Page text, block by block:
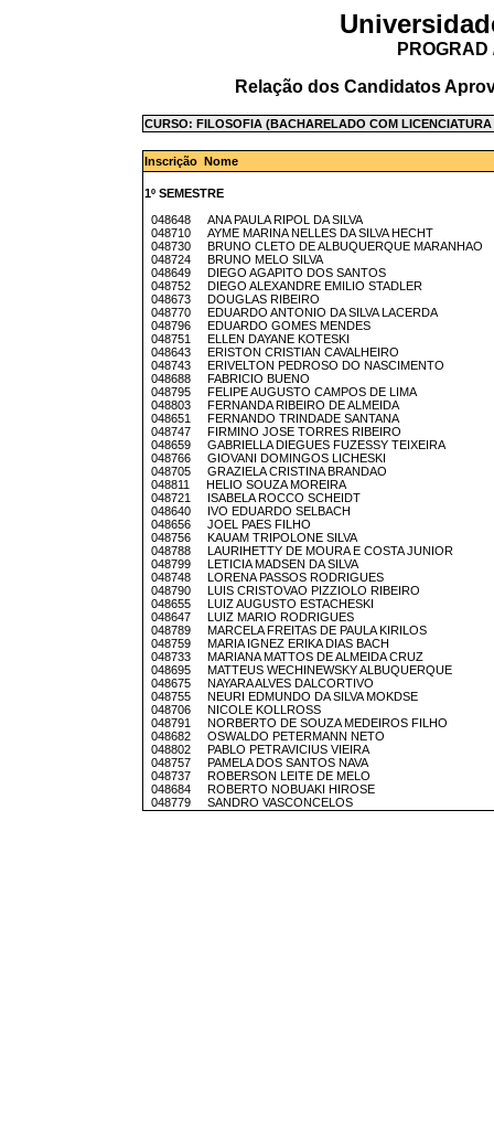
Relação dos Candidatos
CURSO: FILOSOFIA (BACHARELADO COM
Inscrição Nome
1º SEMESTRE
048648 ANA PAULA RIPOL DA SILVA
048710 AYME MARINA NELLES DA SILVA HECHT
048730 BRUNO CLETO DE ALBUQUERQUE MARANHAO
048724 BRUNO MELO SILVA
048649 DIEGO AGAPITO DOS SANTOS
048752 DIEGO ALEXANDRE EMILIO STADLER
048673 DOUGLAS RIBEIRO
048770 EDUARDO ANTONIO DA SILVA LACERDA
048796 EDUARDO GOMES MENDES
048751 ELLEN DAYANE KOTESKI
048643 ERISTON CRISTIAN CAVALHEIRO
048743 ERIVELTON PEDROSO DO NASCIMENTO
048688 FABRICIO BUENO
048795 FELIPE AUGUSTO CAMPOS DE LIMA
048803 FERNANDA RIBEIRO DE ALMEIDA
048651 FERNANDO TRINDADE SANTANA
048747 FIRMINO JOSE TORRES RIBEIRO
048659 GABRIELLA DIEGUES FUZESSY TEIXEIRA
048766 GIOVANI DOMINGOS LICHESKI
048705 GRAZIELA CRISTINA BRANDAO
048811 HELIO SOUZA MOREIRA
048721 ISABELA ROCCO SCHEIDT
048640 IVO EDUARDO SELBACH
048656 JOEL PAES FILHO
048756 KAUAM TRIPOLONE SILVA
048788 LAURIHETTY DE MOURA E COSTA JUNIOR
048799 LETICIA MADSEN DA SILVA
048748 LORENA PASSOS RODRIGUES
048790 LUIS CRISTOVAO PIZZIOLO RIBEIRO
048655 LUIZ AUGUSTO ESTACHESKI
048647 LUIZ MARIO RODRIGUES
048789 MARCELA FREITAS DE PAULA KIRILOS
048759 MARIA IGNEZ ERIKA DIAS BACH
048733 MARIANA MATTOS DE ALMEIDA CRUZ
048695 MATTEUS WECHINEWSKY ALBUQUERQUE
048675 NAYARA ALVES DALCORTIVO
048755 NEURI EDMUNDO DA SILVA MOKDSE
048706 NICOLE KOLLROSS
048791 NORBERTO DE SOUZA MEDEIROS FILHO
048682 OSWALDO PETERMANN NETO
048802 PABLO PETRAVICIUS VIEIRA
048757 PAMELA DOS SANTOS NAVA
048737 ROBERSON LEITE DE MELO
048684 ROBERTO NOBUAKI HIROSE
048779 SANDRO VASCONCELOS